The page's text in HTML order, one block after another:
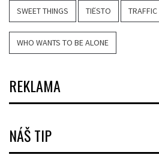
SWEET THINGS TIËSTO TRAFFIC
WHO WANTS TO BE ALONE
REKLAMA
NÁŠ TIP